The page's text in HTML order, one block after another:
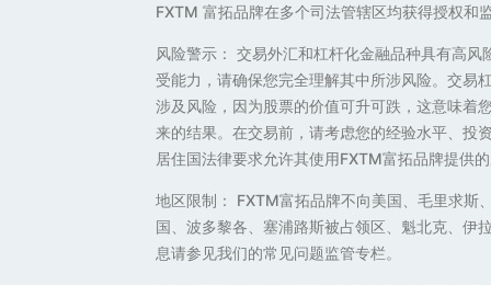
FXTM 富拓品牌在多个司法管辖区均获得授权和
风险警示： 交易外汇和杠杆化金融品种具有高
受能力，请确保您完全理解其中所涉风险。交易
涉及风险，因为股票的价值可升可跌，这意味着
来的结果。在交易前，请考虑您的经验水平、投
居住国法律要求允许其使用FXTM富拓品牌提供
地区限制： FXTM富拓品牌不向美国、毛里求斯
国、波多黎各、塞浦路斯被占领区、魁北克、伊
息请参见我们的常见问题监管专栏。